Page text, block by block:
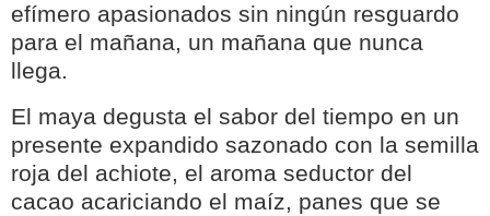
efímero apasionados sin ningún resguardo
para el mañana, un mañana que nunca
llega.
El maya degusta el sabor del tiempo en un
presente expandido sazonado con la semilla
roja del achiote, el aroma seductor del
cacao acariciando el maíz, panes que se